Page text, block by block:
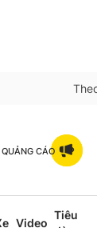
QUẢNG CÁO
Video
Tiêu